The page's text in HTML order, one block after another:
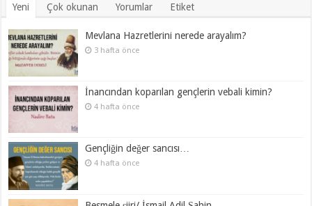
Yeni Çok okunan Yorumlar Etiket
Mevlana Hazretlerini nerede arayalım?
3 hafta önce
İnancından koparılan gençlerin vebali kimin?
4 hafta önce
Gençliğin değer sancısı…
4 hafta önce